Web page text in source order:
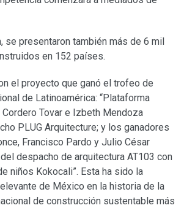
se presentaron también más de 6 mil
en 152 países.
el proyecto que ganó el trofeo de
de Latinoamérica: “Plataforma
Cordero Tovar e Izbeth Mendoza
PLUG Arquitecture; y los ganadores
Francisco Pardo y Julio César
despacho de arquitectura AT103 con
niños Kokocali”. Esta ha sido la
de México en la historia de la
de construcción sustentable más